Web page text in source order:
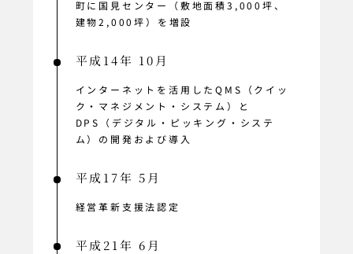
町に国見センター（敷地面積3,000坪、
建物2,000坪）を増設
平成14年 10月
インターネットを活用したQMS（クイッ
ク・マネジメント・システム）と
DPS（デジタル・ピッキング・システ
ム）の開発および導入
平成17年 5月
経営革新支援法認定
平成21年 6月